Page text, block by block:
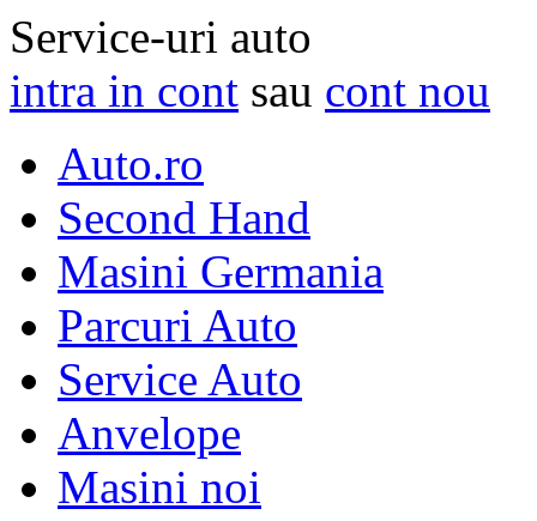
Service-uri auto
intra in cont sau cont nou
Auto.ro
Second Hand
Masini Germania
Parcuri Auto
Service Auto
Anvelope
Masini noi